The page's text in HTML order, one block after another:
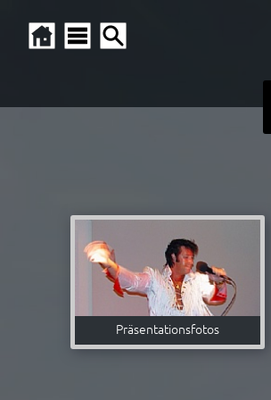
Präsentationsfotos